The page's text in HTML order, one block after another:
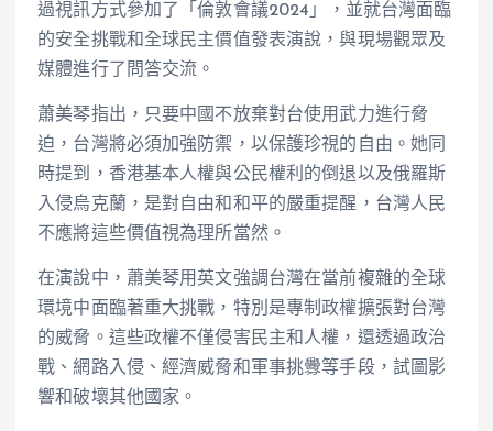
過視訊方式參加了「倫敦會議2024」，並就台灣面臨
的安全挑戰和全球民主價值發表演說，與現場觀眾及
媒體進行了問答交流。
蕭美琴指出，只要中國不放棄對台使用武力進行脅
迫，台灣將必須加強防禦，以保護珍視的自由。她同
時提到，香港基本人權與公民權利的倒退以及俄羅斯
入侵烏克蘭，是對自由和和平的嚴重提醒，台灣人民
不應將這些價值視為理所當然。
在演說中，蕭美琴用英文強調台灣在當前複雜的全球
環境中面臨著重大挑戰，特別是專制政權擴張對台灣
的威脅。這些政權不僅侵害民主和人權，還透過政治
戰、網路入侵、經濟威脅和軍事挑釁等手段，試圖影
響和破壞其他國家。